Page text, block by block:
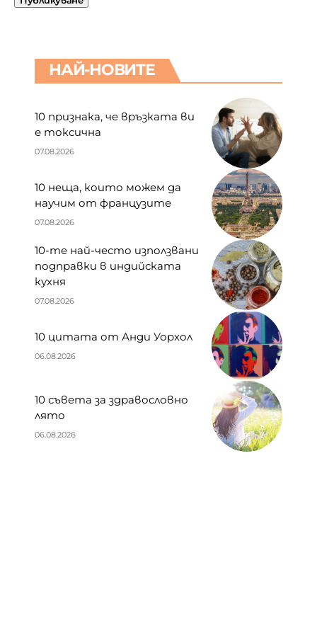
НАЙ-НОВИТЕ
10 признака, че връзката ви
е токсична
07.08.2026
10 неща, които можем да
научим от французите
07.08.2026
10-те най-често използвани
подправки в индийската
кухня
07.08.2026
10 цитата от Анди Уорхол
06.08.2026
10 съвета за здравословно
лято
06.08.2026